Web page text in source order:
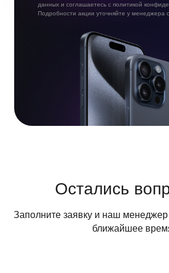
данных и соглашаетесь с политикой
Подробности акции уточняйте у менеджера
Остались
Заполните заявку и наш
ближайшее